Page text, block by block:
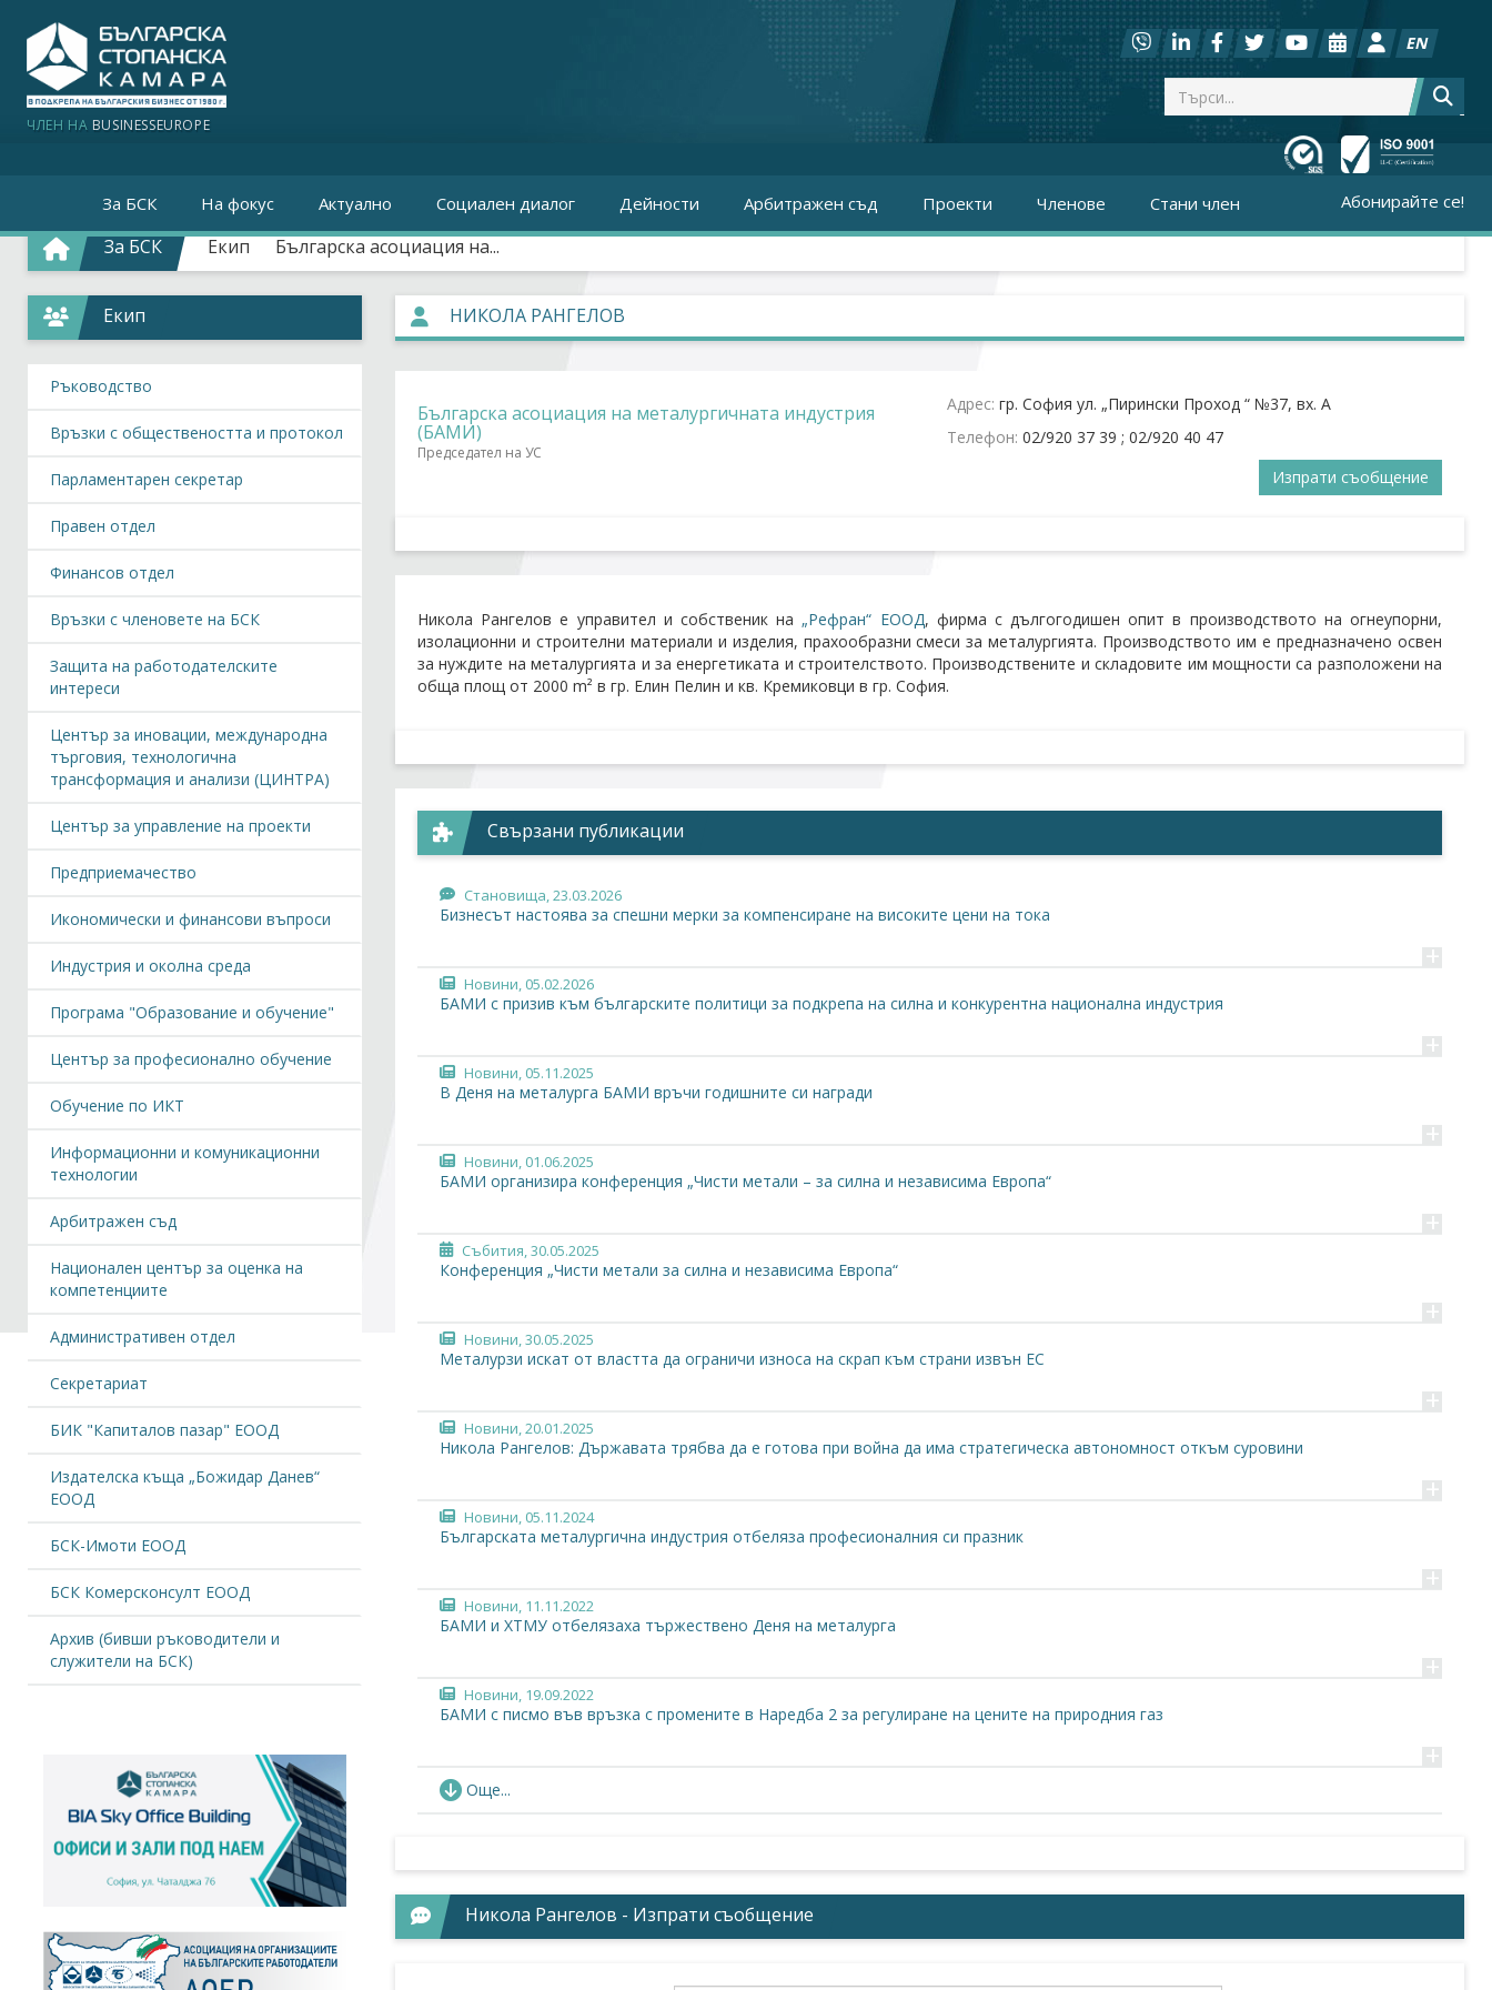
ЧЛЕН НА BUSINESSEUROPE
EN
За БСК На фокус Актуално Социален диалог Дейности Арбитражен съд Проекти Членове Стани член Абонирайте се!
За БСК Екип Българска асоциация на...
НИКОЛА РАНГЕЛОВ
Българска асоциация на металургичната индустрия
(БАМИ)
Председател на УС
Адрес: гр. София ул. „Пирински Проход “ №37, вх. А
Телефон: 02/920 37 39 ; 02/920 40 47
Изпрати съобщение
Никола Рангелов е управител и собственик на „Рефран“ ЕООД, фирма с дългогодишен опит в производството на огнеупорни,
изолационни и строителни материали и изделия, прахообразни смеси за металургията. Производството им е предназначено освен
за нуждите на металургията и за енергетиката и строителството. Производствените и складовите им мощности са разположени на
обща площ от 2000 m² в гр. Елин Пелин и кв. Кремиковци в гр. София.
Свързани публикации
Становища, 23.03.2026
Бизнесът настоява за спешни мерки за компенсиране на високите цени на тока
+
Новини, 05.02.2026
БАМИ с призив към българските политици за подкрепа на силна и конкурентна национална индустрия
+
Новини, 05.11.2025
В Деня на металурга БАМИ връчи годишните си награди
+
Новини, 01.06.2025
БАМИ организира конференция „Чисти метали – за силна и независима Европа“
+
Събития, 30.05.2025
Конференция „Чисти метали за силна и независима Европа“
+
Новини, 30.05.2025
Металурзи искат от властта да ограничи износа на скрап към страни извън ЕС
+
Новини, 20.01.2025
Никола Рангелов: Държавата трябва да е готова при война да има стратегическа автономност откъм суровини
+
Новини, 05.11.2024
Българската металургична индустрия отбеляза професионалния си празник
+
Новини, 11.11.2022
БАМИ и ХТМУ отбелязаха тържествено Деня на металурга
+
Новини, 19.09.2022
БАМИ с писмо във връзка с промените в Наредба 2 за регулиране на цените на природния газ
+
Становища
Позиция на БАМИ относно повишените цените на електрическата енергия, мерки за тяхното намаляване и стабилизиране на
Новини, 05.11.2020
Отбелязваме Деня на металурга
+
ЧРД на Антон Петров, член на УС на БСК!
Още...
Никола Рангелов - Изпрати съобщение
Екип
Ръководство
Връзки с обществеността и протокол
Парламентарен секретар
Правен отдел
Финансов отдел
Връзки с членовете на БСК
Защита на работодателските
интереси
Център за иновации, международна
търговия, технологична
трансформация и анализи (ЦИНТРА)
Център за управление на проекти
Предприемачество
Икономически и финансови въпроси
Индустрия и околна среда
Програма "Образование и обучение"
Център за професионално обучение
Обучение по ИКТ
Информационни и комуникационни
технологии
Арбитражен съд
Национален център за оценка на
компетенциите
Административен отдел
Секретариат
БИК "Капиталов пазар" ЕООД
Издателска къща „Божидар Данев“
ЕООД
БСК-Имоти ЕООД
БСК Комерсконсулт ЕООД
Архив (бивши ръководители и
служители на БСК)